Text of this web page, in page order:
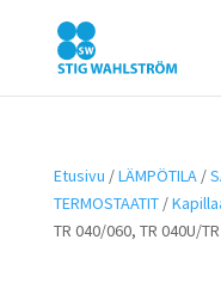
Etusivu /LÄMPÖTILA/
TERMOSTAATIT/
TR 040/060, TR 040U/